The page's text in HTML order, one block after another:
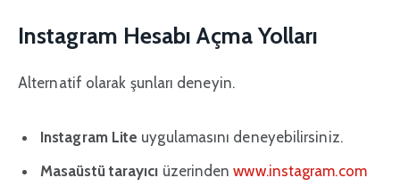
Instagram Hesabı Açma Yolları
Alternatif olarak şunları deneyin.
Instagram Lite uygulamasını deneyebilirsiniz.
Masaüstü tarayıcı üzerindenwww.instagram.com